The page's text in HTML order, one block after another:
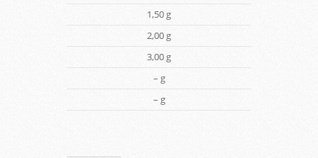
1,50 g
2,00 g
3,00 g
– g
– g